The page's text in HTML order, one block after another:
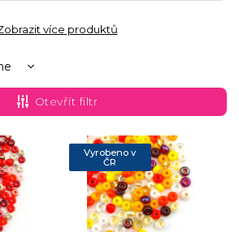
více produktů
Otevřít filtr
Vyrobeno v
ČR